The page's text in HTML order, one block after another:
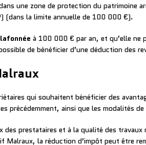
une zone de protection du patrimoine
(dans la limite annuelle de 100 000 €).
à 100 000 € par an, et qu’elle ne
de bénéficier d’une déduction des
qui souhaitent bénéficier des
précédemment, ainsi que les modalités
prestataires et à la qualité des
la réduction d’impôt peut être